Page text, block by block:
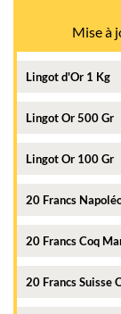
Mise à
Lingot d'Or 1 Kg
Lingot Or 500 Gr
Lingot Or 100 Gr
20 Francs
20 Francs Coq
20 Francs Suisse